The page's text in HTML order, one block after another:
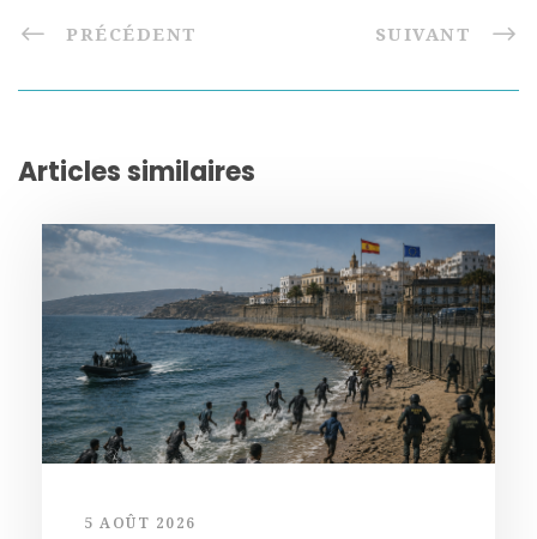
PRÉCÉDENT SUIVANT
Articles similaires
5 AOÛT 2026